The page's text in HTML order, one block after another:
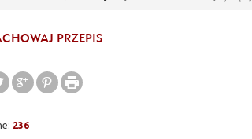
Moim faworytem w dzieciństwie były
te dwa smaki w jedno danie i przyznam Wam
się w czasie do kuchni mamy...
PRZEPIS
236